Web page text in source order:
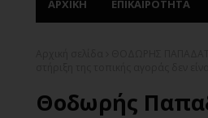
ΑΡΧΙΚΗ ΕΠΙΚΑΙΡΟΤΗΤΑ
Θοδωρής